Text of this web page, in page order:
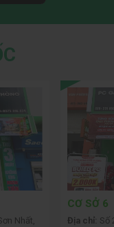
Nhất,
CƠ SỞ 6
Địa chỉ: Số